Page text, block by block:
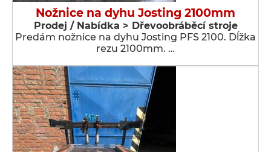
Nožnice na dyhu Josting 2100mm
Prodej / Nabídka > Dřevoobráběcí stroje
Predám nožnice na dyhu Josting PFS 2100. Dĺžka
rezu 2100mm. …